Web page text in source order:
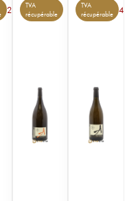
2
TVA
récupérable
TVA
récupérable
4